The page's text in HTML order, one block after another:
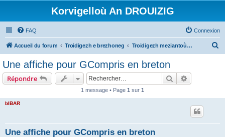
Korvigelloù An DROUIZIG
FAQ Connexion
Accueil du forum Troidigezh e brezhoneg Troidigezh meziantoù all (frank a wirioù evit an darn vrasañ anezho)
Une affiche pour GCompris en breton
Répondre Rechercher
1 message • Page 1 sur 1
bIBAR
Une affiche pour GCompris en breton